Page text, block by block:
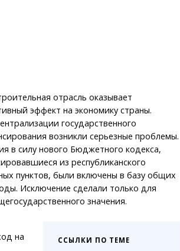
отрасль оказывает
эффект на экономику страны.
государственного
возникли серьезные проблемы.
в силу нового Бюджетного кодекса,
из республиканского
пунктов, были включены в базу общих
Исключение сделали только для
значения.
ССЫЛКИ ПО ТЕМЕ
на